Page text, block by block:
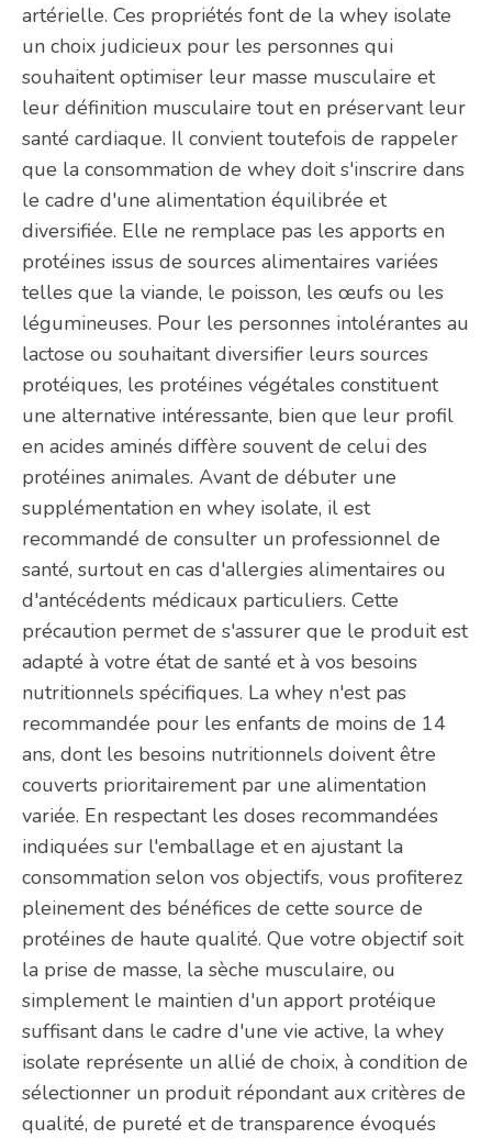
artérielle. Ces propriétés font de la whey isolate
un choix judicieux pour les personnes qui
souhaitent optimiser leur masse musculaire et
leur définition musculaire tout en préservant leur
santé cardiaque. Il convient toutefois de rappeler
que la consommation de whey doit s'inscrire dans
le cadre d'une alimentation équilibrée et
diversifiée. Elle ne remplace pas les apports en
protéines issus de sources alimentaires variées
telles que la viande, le poisson, les œufs ou les
légumineuses. Pour les personnes intolérantes au
lactose ou souhaitant diversifier leurs sources
protéiques, les protéines végétales constituent
une alternative intéressante, bien que leur profil
en acides aminés diffère souvent de celui des
protéines animales. Avant de débuter une
supplémentation en whey isolate, il est
recommandé de consulter un professionnel de
santé, surtout en cas d'allergies alimentaires ou
d'antécédents médicaux particuliers. Cette
précaution permet de s'assurer que le produit est
adapté à votre état de santé et à vos besoins
nutritionnels spécifiques. La whey n'est pas
recommandée pour les enfants de moins de 14
ans, dont les besoins nutritionnels doivent être
couverts prioritairement par une alimentation
variée. En respectant les doses recommandées
indiquées sur l'emballage et en ajustant la
consommation selon vos objectifs, vous profiterez
pleinement des bénéfices de cette source de
protéines de haute qualité. Que votre objectif soit
la prise de masse, la sèche musculaire, ou
simplement le maintien d'un apport protéique
suffisant dans le cadre d'une vie active, la whey
isolate représente un allié de choix, à condition de
sélectionner un produit répondant aux critères de
qualité, de pureté et de transparence évoqués